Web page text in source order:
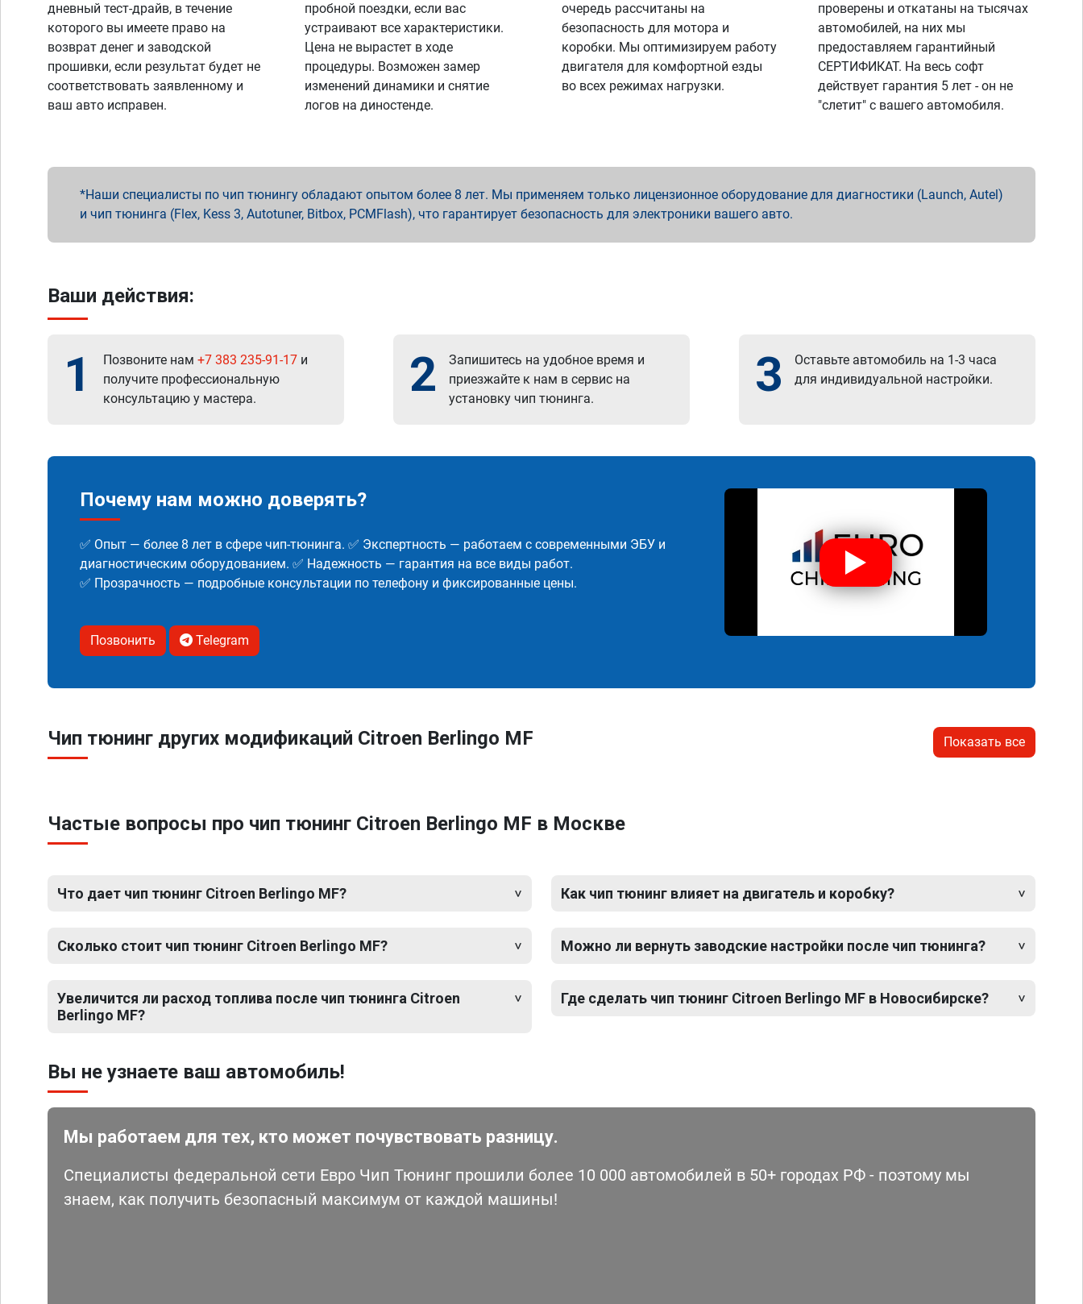
дневный тест-драйв, в течение
которого вы имеете право на
возврат денег и заводской
прошивки, если результат будет не
соответствовать заявленному и
ваш авто исправен.
пробной поездки, если вас
устраивают все характеристики.
Цена не вырастет в ходе
процедуры. Возможен замер
изменений динамики и снятие
логов на диностенде.
очередь рассчитаны на
безопасность для мотора и
коробки. Мы оптимизируем работу
двигателя для комфортной езды
во всех режимах нагрузки.
проверены и откатаны на тысячах
автомобилей, на них мы
предоставляем гарантийный
СЕРТИФИКАТ. На весь софт
действует гарантия 5 лет - он не
"слетит" с вашего автомобиля.
Наши специалисты по чип тюнингу обладают опытом более 8 лет. Мы применяем только лицензионное оборудование для диагностики (Launch, Autel)
и чип тюнинга (Flex, Kess 3, Autotuner, Bitbox, PCMFlash), что гарантирует безопасность для электроники вашего авто.
Ваши действия:
1 Позвоните нам +7 383 235-91-17 и
получите профессиональную
консультацию у мастера.
2
Запишитесь на удобное время и
приезжайте к нам в сервис на
установку чип тюнинга.
3
Оставьте автомобиль на 1-3 часа
для индивидуальной настройки.
Почему нам можно доверять?
✅ Опыт — более 8 лет в сфере чип-тюнинга. ✅ Экспертность — работаем с современными ЭБУ и
диагностическим оборудованием. ✅ Надежность — гарантия на все виды работ.
✅ Прозрачность — подробные консультации по телефону и фиксированные цены.
Позвонить Telegram
Чип тюнинг других модификаций Citroen Berlingo MF Показать все
Частые вопросы про чип тюнинг Citroen Berlingo MF в Москве
Что дает чип тюнинг Citroen Berlingo MF?
Сколько стоит чип тюнинг Citroen Berlingo MF?
Увеличится ли расход топлива после чип тюнинга Citroen
Berlingo MF?
Как чип тюнинг влияет на двигатель и коробку?
Можно ли вернуть заводские настройки после чип тюнинга?
Где сделать чип тюнинг Citroen Berlingo MF в Новосибирске?
Вы не узнаете ваш автомобиль!
Мы работаем для тех, кто может почувствовать разницу.
Специалисты федеральной сети Евро Чип Тюнинг прошили более 10 000 автомобилей в 50+ городах РФ - поэтому мы
знаем, как получить безопасный максимум от каждой машины!